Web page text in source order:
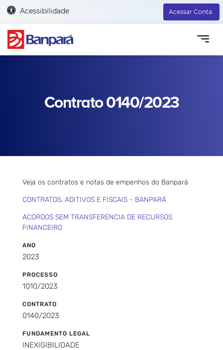
Acessibilidade Acessar Conta
Contrato 0140/2023
Veja os contratos e notas de empenhos do Banpará
CONTRATOS, ADITIVOS E FISCAIS - BANPARÁ
ACORDOS SEM TRANSFERENCIA DE RECURSOS
FINANCEIRO
ANO
2023
PROCESSO
1010/2023
CONTRATO
0140/2023
FUNDAMENTO LEGAL
INEXIGIBILIDADE